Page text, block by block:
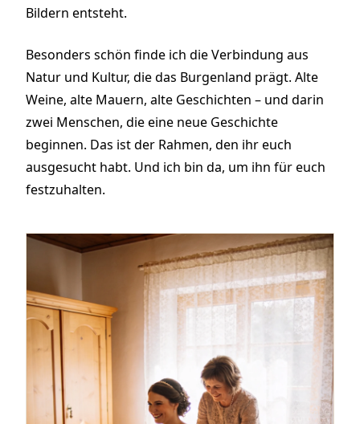
Bildern entsteht.
Besonders schön finde ich die Verbindung aus
Natur und Kultur, die das Burgenland prägt. Alte
Weine, alte Mauern, alte Geschichten – und darin
zwei Menschen, die eine neue Geschichte
beginnen. Das ist der Rahmen, den ihr euch
ausgesucht habt. Und ich bin da, um ihn für euch
festzuhalten.